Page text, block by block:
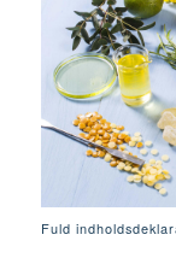
Fuld